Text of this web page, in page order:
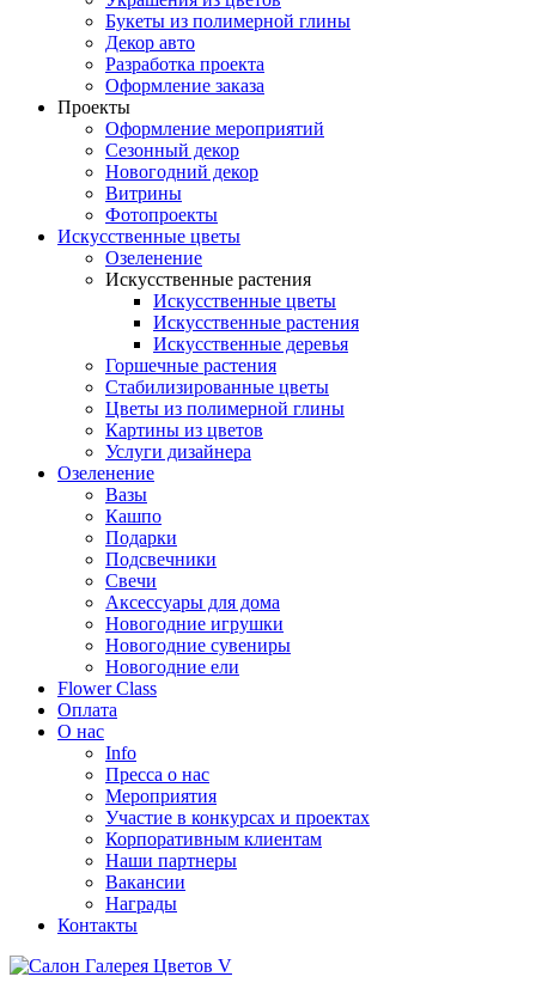
Букеты из полимерной глины
Декор авто
Разработка проекта
Оформление заказа
Проекты
Оформление мероприятий
Сезонный декор
Новогодний декор
Витрины
Фотопроекты
Искусственные цветы
Озеленение
Искусственные растения
Искусственные цветы
Искусственные растения
Искусственные деревья
Горшечные растения
Стабилизированные цветы
Цветы из полимерной глины
Картины из цветов
Услуги дизайнера
Озеленение
Вазы
Кашпо
Подарки
Подсвечники
Свечи
Аксессуары для дома
Новогодние игрушки
Новогодние сувениры
Новогодние ели
Flower Class
Оплата
О нас
Info
Пресса о нас
Мероприятия
Участие в конкурсах и проектах
Корпоративным клиентам
Наши партнеры
Вакансии
Награды
Контакты